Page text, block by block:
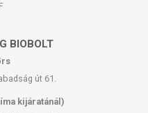
BIOBOLT
út 61.
kijáratánál)